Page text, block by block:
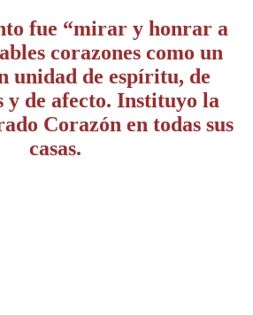
fue “mirar y honrar a
corazones como un
unidad de espíritu, de
y de afecto. Instituyo la
Corazón en todas sus
casas.